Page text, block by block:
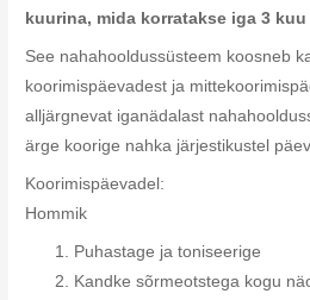
kuurina, mida korratakse iga 3 kuu
See nahahooldussüsteem koosneb
koorimispäevadest ja
alljärgnevat iganädalast
ärge koorige nahka järjestikustel
Koorimispäevadel:
Hommik
Puhastage ja toniseerige
Kandke sõrmeotstega kogu